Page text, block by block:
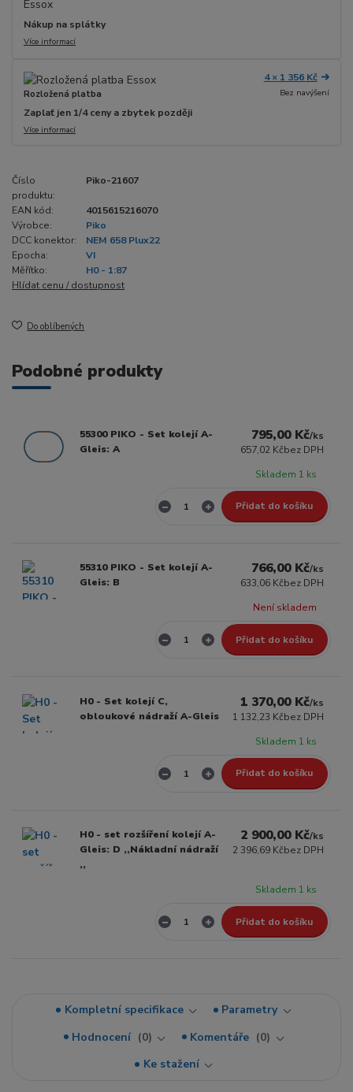
Nákup na splátky
Více informací
Rozložená platba
4 × 1 356 Kč
Bez navýšení
Zaplať jen 1/4 ceny a zbytek později
Více informací
Číslo
produktu:
Piko-21607
EAN kód:
4015615216070
Výrobce:
Piko
DCC konektor:
NEM 658 Plux22
Epocha:
VI
Měřítko:
H0 - 1:87
Hlídat cenu / dostupnost
Do oblíbených
Podobné produkty
55300 PIKO - Set kolejí A-
Gleis: A
795,00 Kč/ks
657,02 Kčbez DPH
Skladem 1 ks
Přidat do košíku
55310 PIKO - Set kolejí A-
Gleis: B
766,00 Kč/ks
633,06 Kčbez DPH
Není skladem
Přidat do košíku
H0 - Set kolejí C,
obloukové nádraží A-Gleis
1 370,00 Kč/ks
1 132,23 Kčbez DPH
Skladem 1 ks
Přidat do košíku
H0 - set rozšíření kolejí A-
Gleis: D ,,Nákladní nádraží
,,
2 900,00 Kč/ks
2 396,69 Kčbez DPH
Skladem 1 ks
Přidat do košíku
Kompletní specifikace
Parametry
Hodnocení
0 Komentáře
0
Ke stažení